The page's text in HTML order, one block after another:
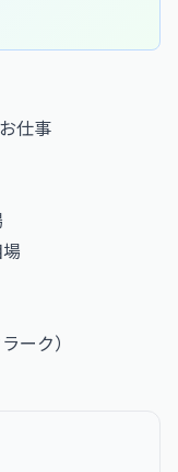
仕事
ーク）